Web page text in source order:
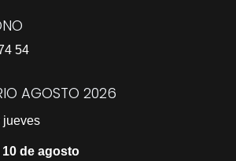
54
AGOSTO 2026
jueves
10 de agosto